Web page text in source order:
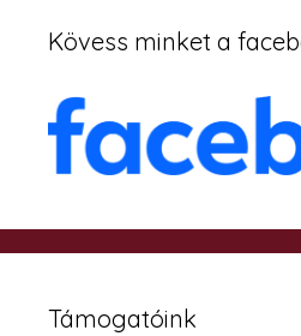
Kövess minket a
Támogatóink